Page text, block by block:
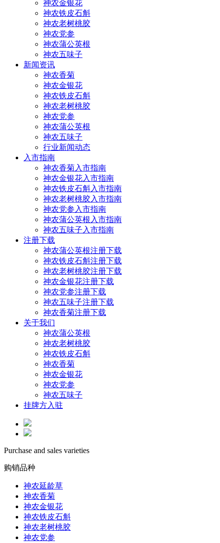
神农金银花
神农铁皮石斛
神农老树桃胶
神农党参
神农蒲公英根
神农五味子
新闻资讯
神农香菊
神农金银花
神农铁皮石斛
神农老树桃胶
神农党参
神农蒲公英根
神农五味子
行业新闻动态
入市指南
神农香菊入市指南
神农金银花入市指南
神农铁皮石斛入市指南
神农老树桃胶入市指南
神农党参入市指南
神农蒲公英根入市指南
神农五味子入市指南
注册下载
神农蒲公英根注册下载
神农铁皮石斛注册下载
神农老树桃胶注册下载
神农金银花注册下载
神农党参注册下载
神农五味子注册下载
神农香菊注册下载
关于我们
神农蒲公英根
神农老树桃胶
神农铁皮石斛
神农香菊
神农金银花
神农党参
神农五味子
挂牌方入驻
Purchase and sales varieties
购销品种
神农延龄草
神农香菊
神农金银花
神农铁皮石斛
神农老树桃胶
神农党参